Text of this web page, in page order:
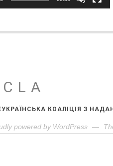
КОАЛІЦІЯ З
powered by WordPress —